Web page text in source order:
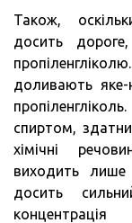
Також,
досить
доливають яке-
спиртом,
хімічні
виходить лише
досить